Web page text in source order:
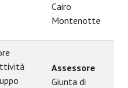
Cairo
Montenotte
Assessore
Giunta di